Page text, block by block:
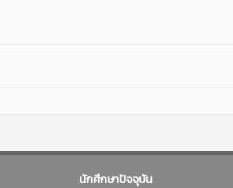
นักศึกษาปัจจุบัน